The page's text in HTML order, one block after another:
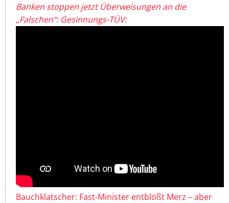
Banken stoppen jetzt Überweisungen an die
„Falschen“: Gesinnungs-TÜV:
Bauchklatscher: Fast-Minister entblößt Merz – aber